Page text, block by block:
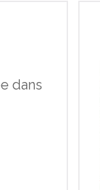
dans